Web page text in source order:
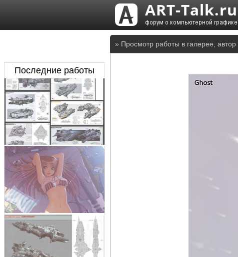
» Просмотр работы в галерее, автор
Последние работы